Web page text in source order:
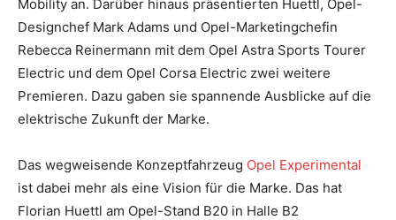
Mobility an. Darüber hinaus präsentierten Huettl, Opel-
Designchef Mark Adams und Opel-Marketingchefin
Rebecca Reinermann mit dem Opel Astra Sports Tourer
Electric und dem Opel Corsa Electric zwei weitere
Premieren. Dazu gaben sie spannende Ausblicke auf die
elektrische Zukunft der Marke.
Das wegweisende Konzeptfahrzeug Opel Experimental
ist dabei mehr als eine Vision für die Marke. Das hat
Florian Huettl am Opel-Stand B20 in Halle B2